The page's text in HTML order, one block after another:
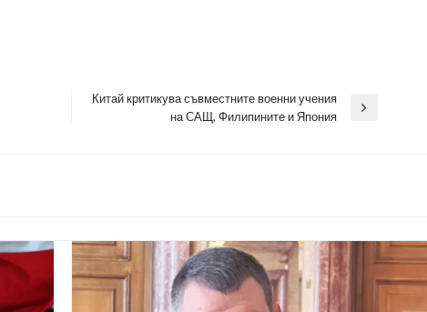
Китай критикува съвместните военни учения
на САЩ, Филипините и Япония